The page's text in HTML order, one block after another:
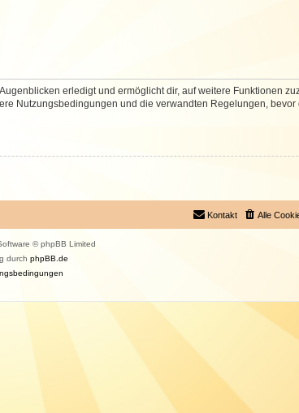
erledigt und ermöglicht dir, auf weitere Funktionen
Nutzungsbedingungen und die verwandten Regelungen, bevor
Alle
Kontakt
© phpBB Limited
durch phpBB.de